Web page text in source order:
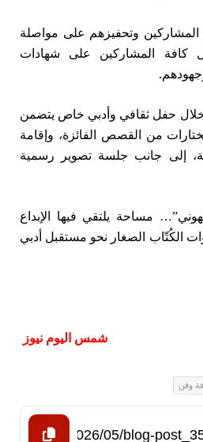
وتحفيزهم على مواصلة
كافة المشاركين على شهادات
خلال حفل ثقافي وأدبي خاص يتضمن
من القصص الفائزة، وإقامة
إلى جانب جلسة تصوير رسمية
مساحة يلتقي فيها الإبداع
الكُتّاب الصغار نحو مستقبل أدبي
شمس اليوم نيوز
وفن